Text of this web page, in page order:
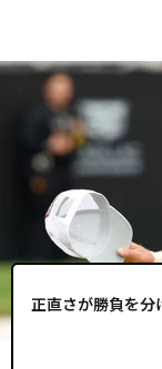
正直さが勝負を